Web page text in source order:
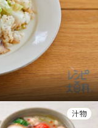
もろこし
汁物